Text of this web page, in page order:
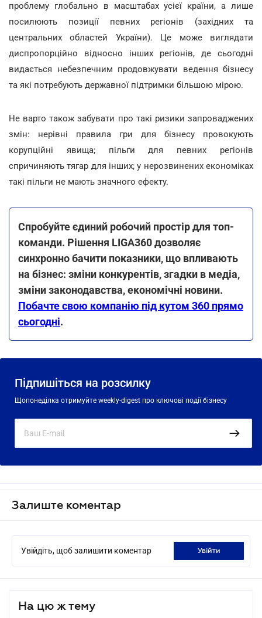
проблему глобально в масштабах усієї країни, а лише
посилюють позиції певних регіонів (західних та
центральних областей України). Це може виглядати
диспропорційно відносно інших регіонів, де сьогодні
видається небезпечним продовжувати ведення бізнесу
та які потребують державної підтримки більшою мірою.
Не варто також забувати про такі ризики запроваджених
змін: нерівні правила гри для бізнесу провокують
корупційні явища; пільги для певних регіонів
спричиняють тягар для інших; у нерозвинених економіках
такі пільги не мають значного ефекту.
Спробуйте єдиний робочий простір для топ-
команди. Рішення LIGA360 дозволяє
синхронно бачити показники, що впливають
на бізнес: зміни конкурентів, згадки в медіа,
зміни законодавства, економічні новини.
Побачте свою компанію під кутом 360 прямо
сьогодні.
Підпишіться на розсилку
Щопонеділка отримуйте weekly-digest про ключові події бізнесу
Залиште коментар
Увійдіть, щоб залишити коментар увійти
На цю ж тему